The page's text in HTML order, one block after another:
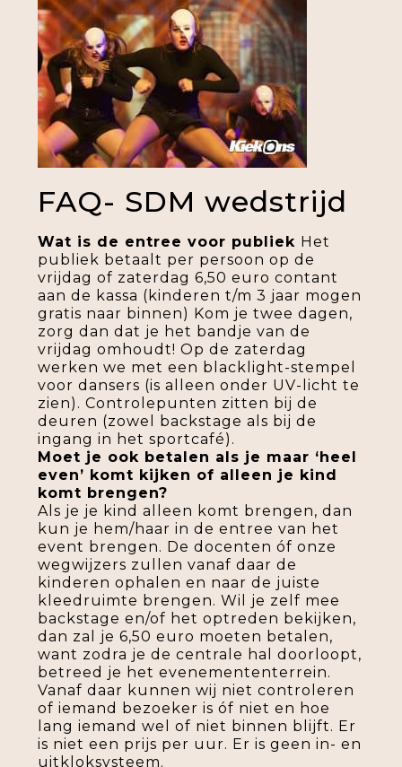
FAQ- SDM wedstrijd
Wat is de entree voor publiek Het
publiek betaalt per persoon op de
vrijdag of zaterdag 6,50 euro contant
aan de kassa (kinderen t/m 3 jaar mogen
gratis naar binnen) Kom je twee dagen,
zorg dan dat je het bandje van de
vrijdag omhoudt! Op de zaterdag
werken we met een blacklight-stempel
voor dansers (is alleen onder UV-licht te
zien). Controlepunten zitten bij de
deuren (zowel backstage als bij de
ingang in het sportcafé).
Moet je ook betalen als je maar ‘heel
even’ komt kijken of alleen je kind
komt brengen?
Als je je kind alleen komt brengen, dan
kun je hem/haar in de entree van het
event brengen. De docenten óf onze
wegwijzers zullen vanaf daar de
kinderen ophalen en naar de juiste
kleedruimte brengen. Wil je zelf mee
backstage en/of het optreden bekijken,
dan zal je 6,50 euro moeten betalen,
want zodra je de centrale hal doorloopt,
betreed je het evenemententerrein.
Vanaf daar kunnen wij niet controleren
of iemand bezoeker is óf niet en hoe
lang iemand wel of niet binnen blijft. Er
is niet een prijs per uur. Er is geen in- en
uitkloksysteem.